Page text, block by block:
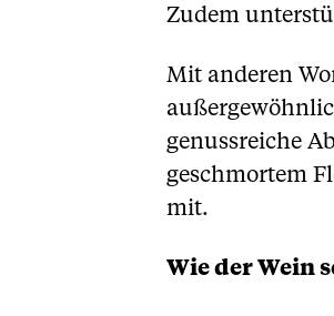
Zudem
Mit anderen
genussreiche
geschmortem
mit.
Wie der Wein